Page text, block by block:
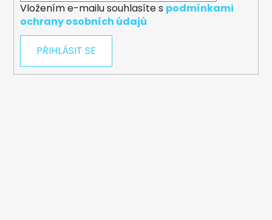
Vložením e-mailu souhlasíte s podmínkami
ochrany osobních údajů
PŘIHLÁSIT SE